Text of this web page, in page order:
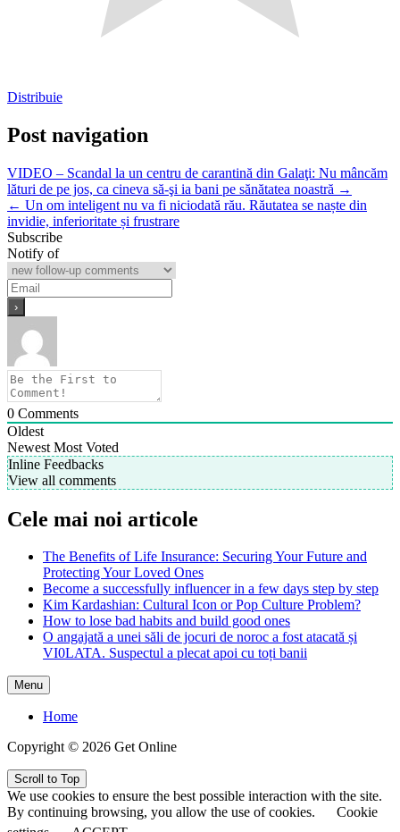
Distribuie
Post navigation
VIDEO – Scandal la un centru de carantină din Galaţi: Nu mâncăm
lături de pe jos, ca cineva să-şi ia bani pe sănătatea noastră →
← Un om inteligent nu va fi niciodată rău. Răutatea se naște din
invidie, inferioritate și frustrare
Subscribe
Notify of
0 Comments
Oldest
Newest Most Voted
Inline Feedbacks
View all comments
Cele mai noi articole
The Benefits of Life Insurance: Securing Your Future and
Protecting Your Loved Ones
Become a successfully influencer in a few days step by step
Kim Kardashian: Cultural Icon or Pop Culture Problem?
How to lose bad habits and build good ones
O angajată a unei săli de jocuri de noroc a fost atacată și
VI0LATA. Suspectul a plecat apoi cu toți banii
Menu
Home
Copyright © 2026 Get Online
Scroll to Top
We use cookies to ensure the best possible interaction with the site.
By continuing browsing, you allow the use of cookies.
Cookie